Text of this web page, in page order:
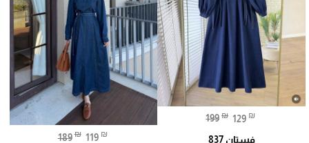
199 ₪ 129 ₪
فستان 837 189 ₪ 119 ₪